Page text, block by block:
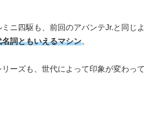
ニ四駆も、前回のアバンテJr.と同じよ
詞ともいえるマシン。
ーズも、世代によって印象が変わって